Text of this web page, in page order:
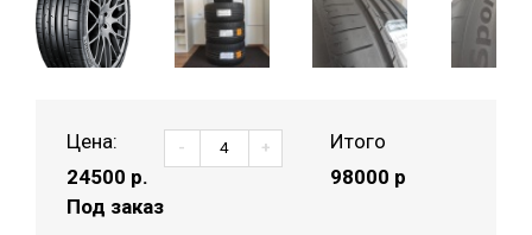
Цена:
24500 р.
Под заказ
- +
Итого
98000 р